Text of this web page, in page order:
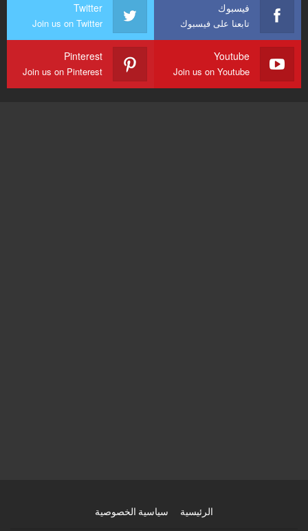
فيسبوك
تابعنا على فيسبوك
Twitter
Join us on Twitter
Youtube
Join us on Youtube
Pinterest
Join us on Pinterest
الرئيسية سياسية الخصوصية